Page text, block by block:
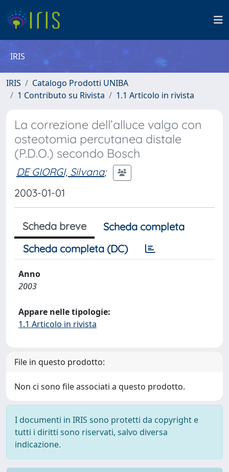
IRIS
IRIS
Catalogo Prodotti UNIBA
1 Contributo su Rivista
1.1 Articolo in rivista
La correzione dell’alluce valgo con
osteotomia percutanea distale
(P.D.O.) secondo Bosch
DE GIORGI, Silvana;
2003-01-01
Scheda breve
Scheda completa
Scheda completa (DC)
Anno
2003
Appare nelle tipologie:
1.1 Articolo in rivista
File in questo prodotto:
Non ci sono file associati a questo prodotto.
I documenti in IRIS sono protetti da copyright e
tutti i diritti sono riservati, salvo diversa
indicazione.